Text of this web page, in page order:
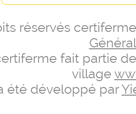
réservés
fait partie
village
été développé par